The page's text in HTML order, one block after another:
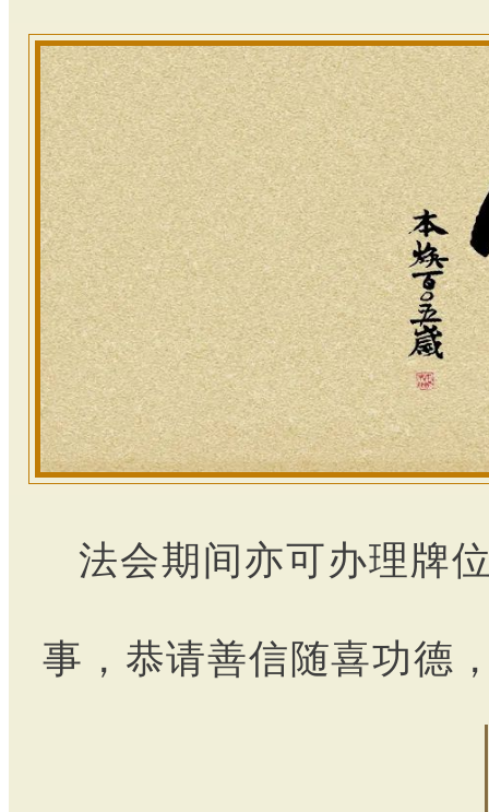
法会期间亦可办理牌
事，恭请善信随喜功德